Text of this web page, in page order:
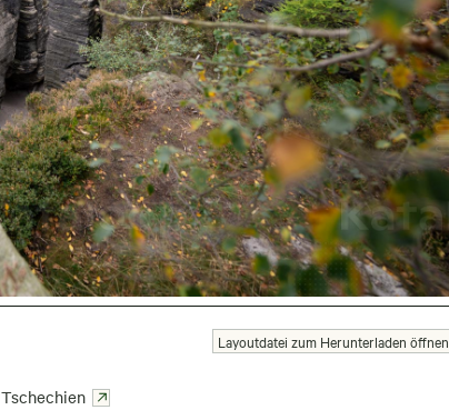
Tschechien
Layoutdatei zum Herunterladen öffnen